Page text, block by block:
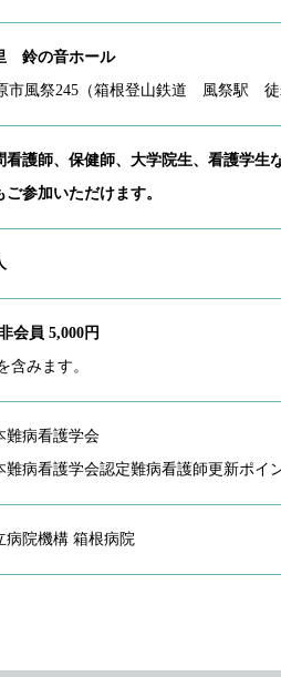
鈴の音ホール
市風祭245（箱根登山鉄道 風祭駅 徒
護師、保健師、大学院生、看護学生
参加いただけます。
会員 5,000円
含みます。
難病看護学会
病看護学会認定難病看護師更新ポイ
病院機構 箱根病院